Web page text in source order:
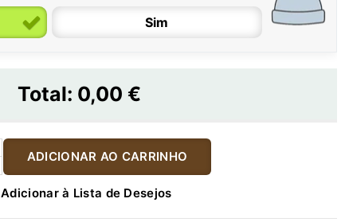
Sim
Total: 0,00 €
ADICIONAR AO CARRINHO
Adicionar à Lista de Desejos